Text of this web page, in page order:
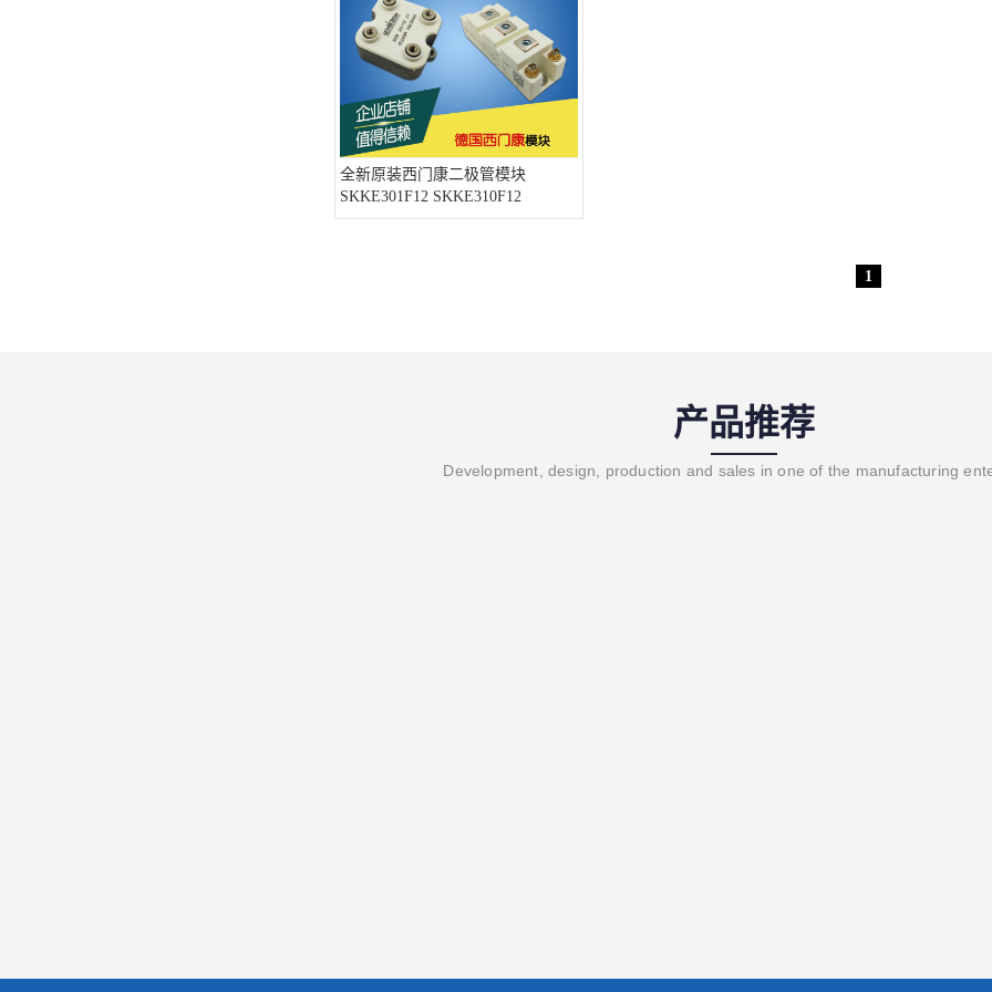
全新原装西门康二极管模块
SKKE301F12 SKKE310F12
1
产品推荐
Development, design, production and sales in one of the manufacturing